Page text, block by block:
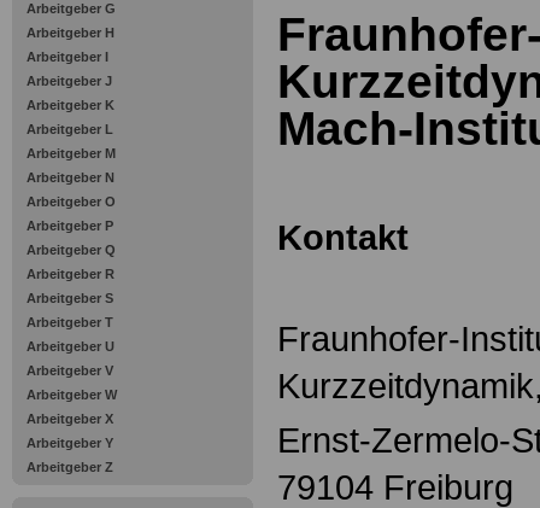
Arbeitgeber G
Arbeitgeber H
Arbeitgeber I
Arbeitgeber J
Arbeitgeber K
Arbeitgeber L
Arbeitgeber M
Arbeitgeber N
Arbeitgeber O
Arbeitgeber P
Arbeitgeber Q
Arbeitgeber R
Arbeitgeber S
Arbeitgeber T
Arbeitgeber U
Arbeitgeber V
Arbeitgeber W
Arbeitgeber X
Arbeitgeber Y
Arbeitgeber Z
Mach-
Kontakt
Fraunhofer-
Ernst-Zermelo-
79104 Freiburg